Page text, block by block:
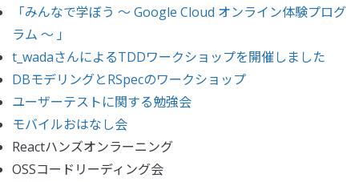
「みんなで学ぼう 〜 Google Cloud オンライン体験プログ
ラム 〜 」
t_wadaさんによるTDDワークショップを開催しました
DBモデリングとRSpecのワークショップ
ユーザーテストに関する勉強会
モバイルおはなし会
Reactハンズオンラーニング
OSSコードリーディング会